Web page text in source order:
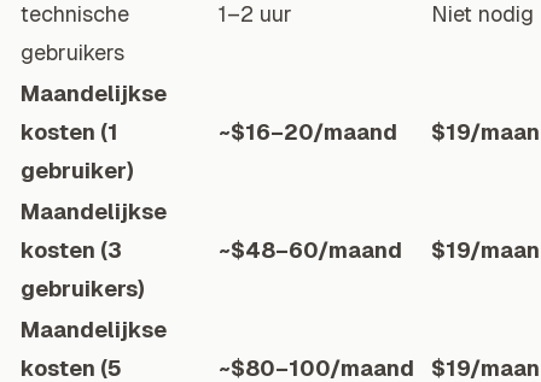
technische
gebruikers
1–2 uur Niet nodig
Maandelijkse
kosten (1
gebruiker)
~$16–20/maand $19/
Maandelijkse
kosten (3
gebruikers)
~$48–60/maand $19/
Maandelijkse
kosten (5
~$80–100/maand $19/